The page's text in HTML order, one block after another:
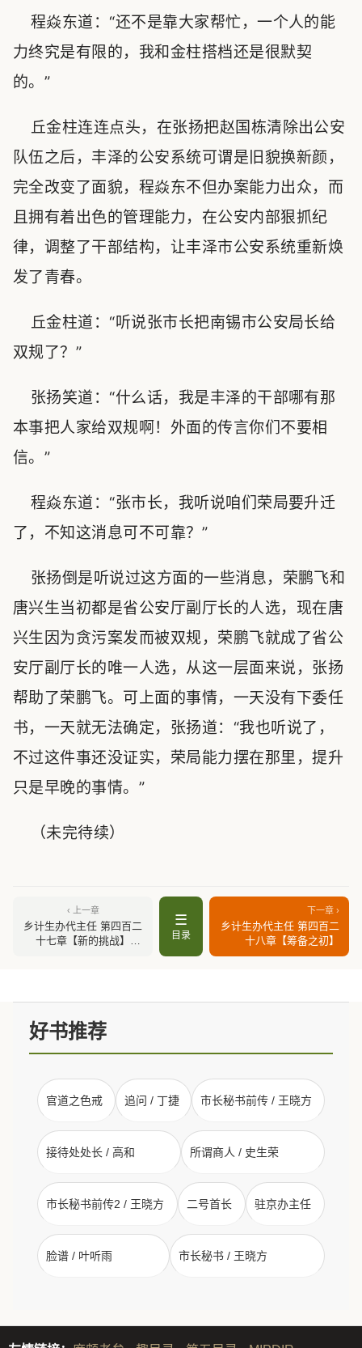
程焱东道：“还不是靠大家帮忙，一个人的能
力终究是有限的，我和金柱搭档还是很默契
的。”
丘金柱连连点头，在张扬把赵国栋清除出公安
队伍之后，丰泽的公安系统可谓是旧貌换新颜，
完全改变了面貌，程焱东不但办案能力出众，而
且拥有着出色的管理能力，在公安内部狠抓纪
律，调整了干部结构，让丰泽市公安系统重新焕
发了青春。
丘金柱道：“听说张市长把南锡市公安局长给
双规了？”
张扬笑道：“什么话，我是丰泽的干部哪有那
本事把人家给双规啊！外面的传言你们不要相
信。”
程焱东道：“张市长，我听说咱们荣局要升迁
了，不知这消息可不可靠？”
张扬倒是听说过这方面的一些消息，荣鹏飞和
唐兴生当初都是省公安厅副厅长的人选，现在唐
兴生因为贪污案发而被双规，荣鹏飞就成了省公
安厅副厅长的唯一人选，从这一层面来说，张扬
帮助了荣鹏飞。可上面的事情，一天没有下委任
书，一天就无法确定，张扬道：“我也听说了，
不过这件事还没证实，荣局能力摆在那里，提升
只是早晚的事情。”
（未完待续）
‹ 上一章
乡计生办代主任 第四百二
十七章【新的挑战】
☰
目录
下一章 ›
乡计生办代主任 第四百二
十八章【筹备之初】
好书推荐
官道之色戒 追问 / 丁捷 市长秘书前传 / 王晓方
接待处处长 / 高和 所谓商人 / 史生荣
市长秘书前传2 / 王晓方 二号首长 驻京办主任
脸谱 / 叶听雨 市长秘书 / 王晓方